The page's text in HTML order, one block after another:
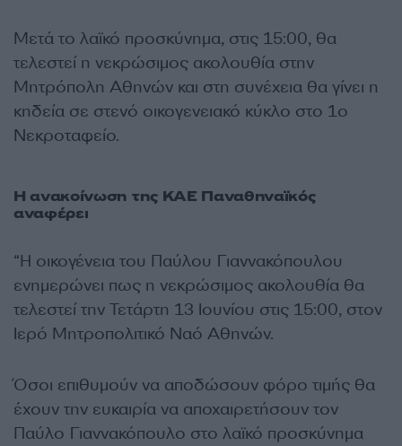
Μετά το λαϊκό προσκύνημα, στις 15:00, θα
τελεστεί η νεκρώσιμος ακολουθία στην
Μητρόπολη Αθηνών και στη συνέχεια θα γίνει η
κηδεία σε στενό οικογενειακό κύκλο στο 1ο
Νεκροταφείο.
Η ανακοίνωση της ΚΑΕ Παναθηναϊκός
αναφέρει
“H οικογένεια του Παύλου Γιαννακόπουλου
ενημερώνει πως η νεκρώσιμος ακολουθία θα
τελεστεί την Τετάρτη 13 Ιουνίου στις 15:00, στον
Ιερό Μητροπολιτικό Ναό Αθηνών.
Όσοι επιθυμούν να αποδώσουν φόρο τιμής θα
έχουν την ευκαιρία να αποχαιρετήσουν τον
Παύλο Γιαννακόπουλο στο λαϊκό προσκύνημα